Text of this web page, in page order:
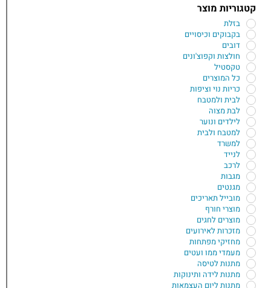
קטגוריות מוצר
בזלת
בקבוקים וכיסויים
דובים
חולצות וקפוצ'ונים
טקסטיל
כל המוצרים
כריות נוי וציפות
לבית ולמטבח
לבת מצוה
לילדים ונוער
למטבח ולבית
למשרד
לנייד
לרכב
מגבות
מגנטים
מובייל תאריכים
מוצרי חורף
מוצרים לחגים
מזכרות לאירועים
מחזיקי מפתחות
מעמדי ממו ועטים
מתנות לטיסה
מתנות לידה ותינוקות
מתנות ליום העצמאות